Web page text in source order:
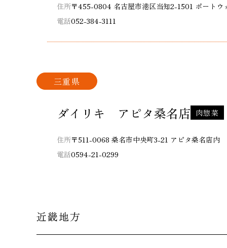
住所〒455-0804 名古屋市港区当知2-1501 ポートウ
電話052-384-3111
三重県
ダイリキ アピタ桑名店 肉惣菜
住所〒511-0068 桑名市中央町3-21 アピタ桑名店内
電話0594-21-0299
近畿地方